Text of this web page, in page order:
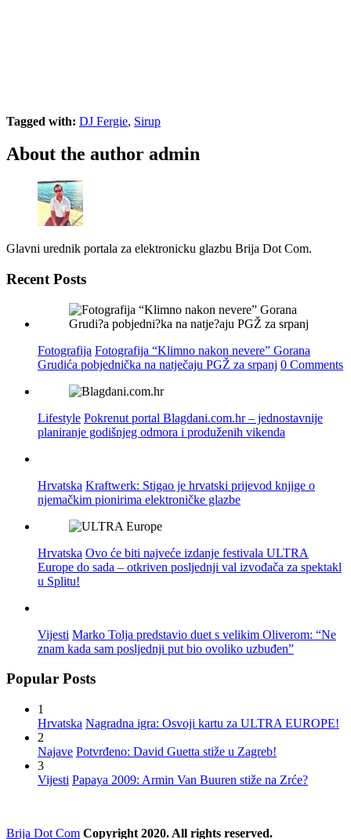
Tagged with: DJ Fergie, Sirup
About the author admin
Glavni urednik portala za elektronicku glazbu Brija Dot Com.
Recent Posts
Fotografija Fotografija “Klimno nakon nevere” Gorana
Grudića pobjednička na natječaju PGŽ za srpanj 0 Comments
Lifestyle Pokrenut portal Blagdani.com.hr – jednostavnije
planiranje godišnjeg odmora i produženih vikenda
Hrvatska Kraftwerk: Stigao je hrvatski prijevod knjige o
njemačkim pionirima elektroničke glazbe
Hrvatska Ovo će biti najveće izdanje festivala ULTRA
Europe do sada – otkriven posljednji val izvođača za spektakl
u Splitu!
Vijesti Marko Tolja predstavio duet s velikim Oliverom: “Ne
znam kada sam posljednji put bio ovoliko uzbuđen”
Popular Posts
1
Hrvatska Nagradna igra: Osvoji kartu za ULTRA EUROPE!
2
Najave Potvrđeno: David Guetta stiže u Zagreb!
3
Vijesti Papaya 2009: Armin Van Buuren stiže na Zrće?
Brija Dot Com Copyright 2020. All rights reserved.